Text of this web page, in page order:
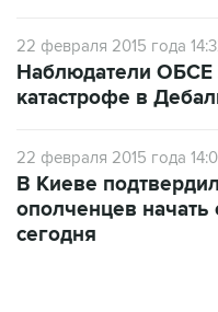
22 февраля 2015 года
Наблюдатели ОБСЕ
катастрофе в
22 февраля 2015 года
В Киеве
ополченцев
сегодня